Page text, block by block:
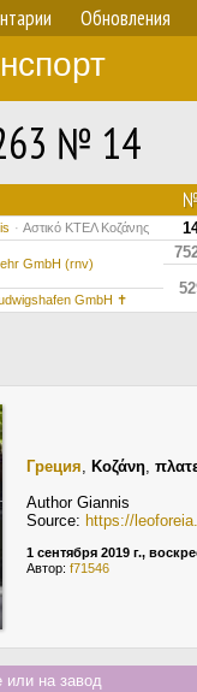
Обновления
№ 14
Αστικό ΚΤΕΛ Κοζάνης
GmbH (rnv)
GmbH ✝
Греция, Κοζάνη,
Author Giannis
Source: https://
1 сентября 2019 г.,
Автор: f71546
на завод